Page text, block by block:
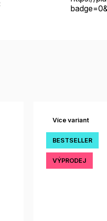
Více variant
BESTSELLER
VÝPRODEJ